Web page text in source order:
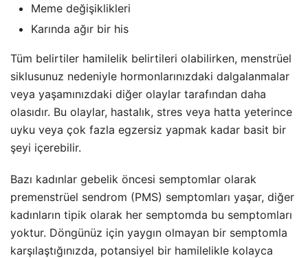
Meme değişiklikleri
Karında ağır bir his
Tüm belirtiler hamilelik belirtileri olabilirken, menstrüel
siklusunuz nedeniyle hormonlarınızdaki dalgalanmalar
veya yaşamınızdaki diğer olaylar tarafından daha
olasıdır. Bu olaylar, hastalık, stres veya hatta yeterince
uyku veya çok fazla egzersiz yapmak kadar basit bir
şeyi içerebilir.
Bazı kadınlar gebelik öncesi semptomlar olarak
premenstrüel sendrom (PMS) semptomları yaşar, diğer
kadınların tipik olarak her semptomda bu semptomları
yoktur. Döngünüz için yaygın olmayan bir semptomla
karşılaştığınızda, potansiyel bir hamilelikle kolayca